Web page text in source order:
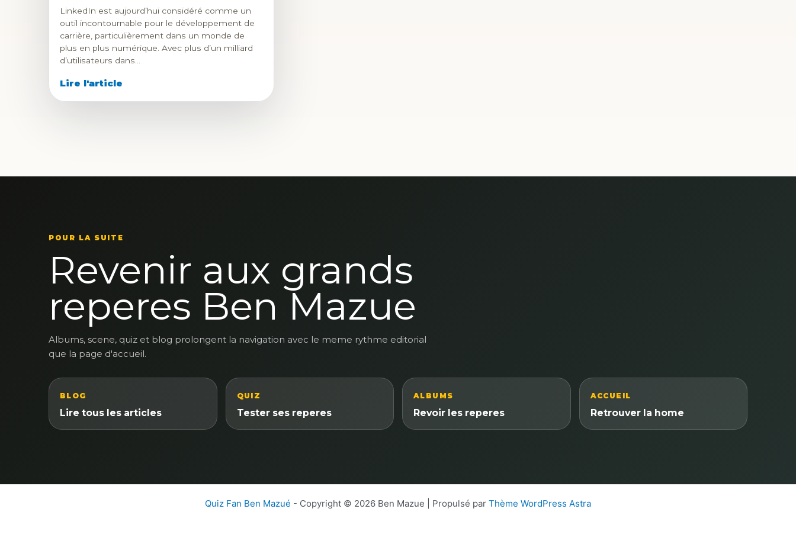
LinkedIn est aujourd’hui considéré comme un
outil incontournable pour le développement de
carrière, particulièrement dans un monde de
plus en plus numérique. Avec plus d’un milliard
d’utilisateurs dans…
Lire l'article
POUR LA SUITE
Revenir aux grands
reperes Ben Mazue
Albums, scene, quiz et blog prolongent la navigation avec le meme rythme editorial
que la page d'accueil.
BLOG
Lire tous les articles
QUIZ
Tester ses reperes
ALBUMS
Revoir les reperes
ACCUEIL
Retrouver la home
Quiz Fan Ben Mazué - Copyright © 2026 Ben Mazue | Propulsé par Thème WordPress Astra